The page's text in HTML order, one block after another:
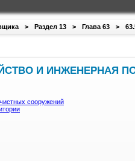
> Раздел 13 > Глава 63 >
И ИНЖЕНЕРНАЯ
сооружений